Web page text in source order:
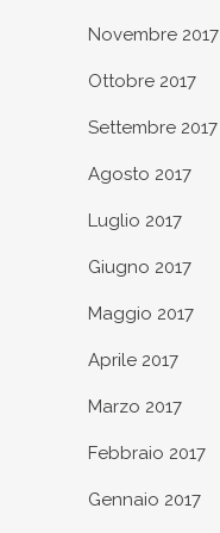
Novembre 2017
Ottobre 2017
Settembre 2017
Agosto 2017
Luglio 2017
Giugno 2017
Maggio 2017
Aprile 2017
Marzo 2017
Febbraio 2017
Gennaio 2017